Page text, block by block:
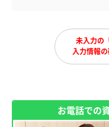
未入力の
入力情報の
お電話での